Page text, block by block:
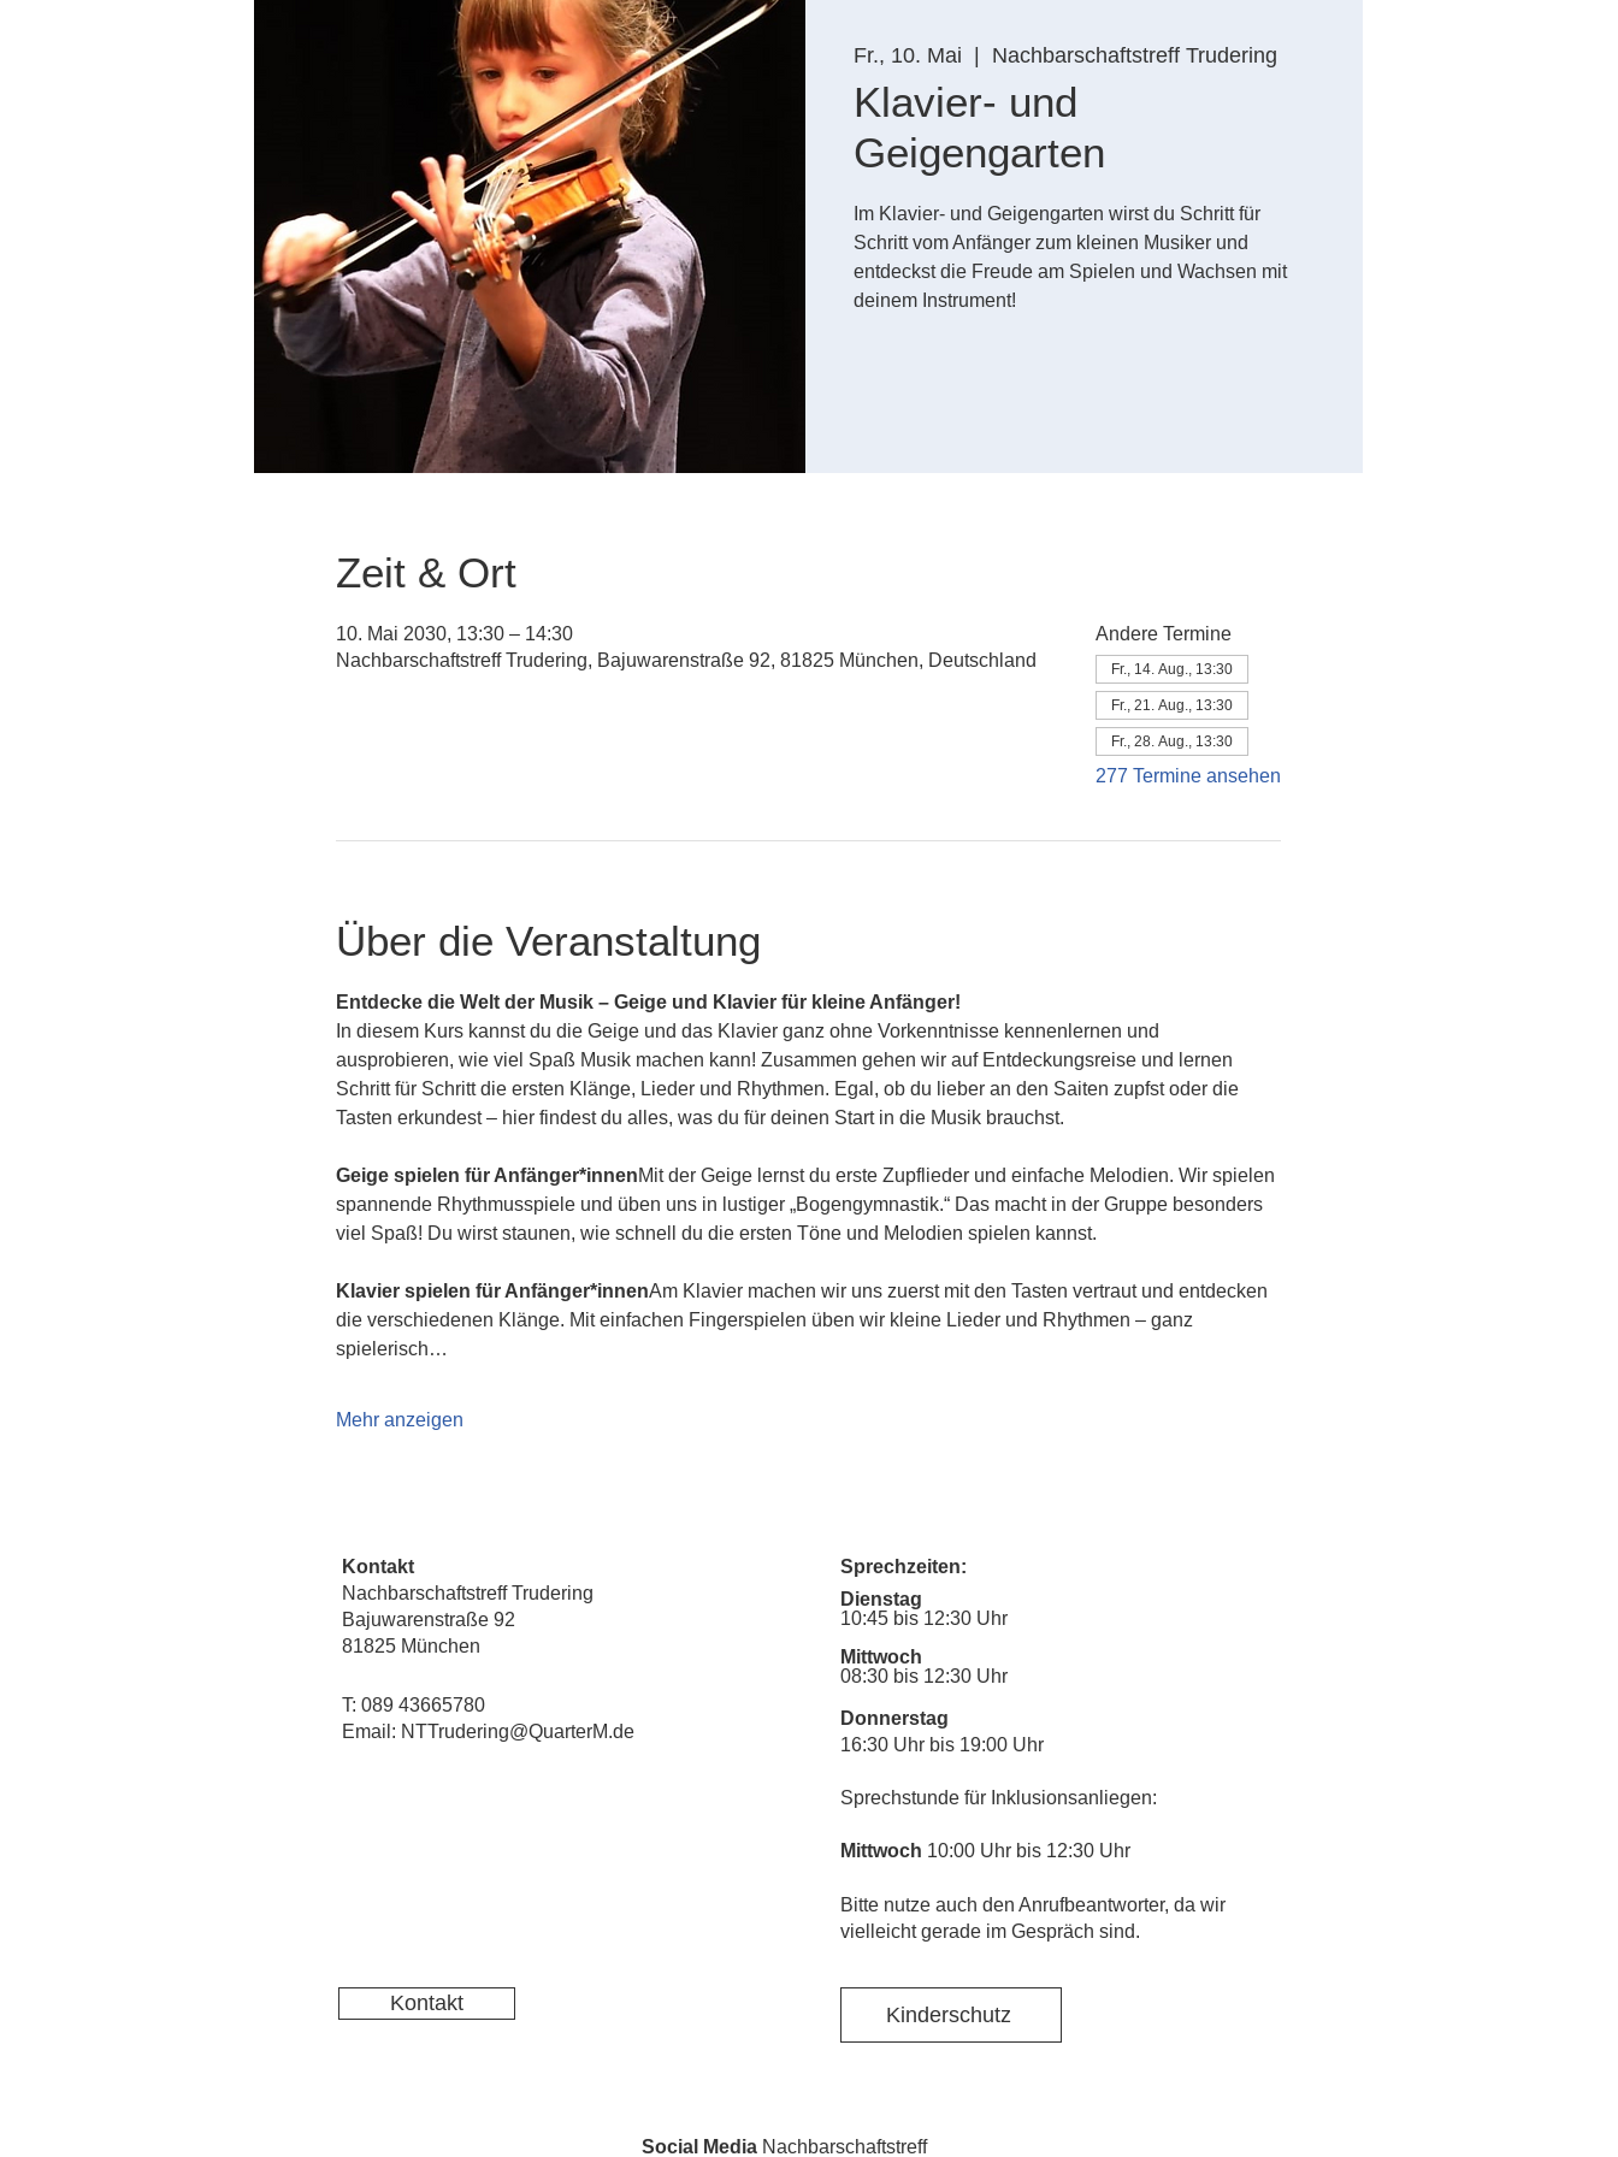
Fr., 10. Mai Nachbarschaftstreff Trudering
Klavier- und
Geigengarten
Im Klavier- und Geigengarten wirst du Schritt für
Schritt vom Anfänger zum kleinen Musiker und
entdeckst die Freude am Spielen und Wachsen mit
deinem Instrument!
Zeit & Ort
10. Mai 2030, 13:30 – 14:30
Nachbarschaftstreff Trudering, Bajuwarenstraße 92, 81825 München, Deutschland
Andere Termine
Fr., 14. Aug., 13:30
Fr., 21. Aug., 13:30
Fr., 28. Aug., 13:30
277 Termine ansehen
Über die Veranstaltung
Entdecke die Welt der Musik – Geige und Klavier für kleine Anfänger!
In diesem Kurs kannst du die Geige und das Klavier ganz ohne Vorkenntnisse kennenlernen und
ausprobieren, wie viel Spaß Musik machen kann! Zusammen gehen wir auf Entdeckungsreise und lernen
Schritt für Schritt die ersten Klänge, Lieder und Rhythmen. Egal, ob du lieber an den Saiten zupfst oder die
Tasten erkundest – hier findest du alles, was du für deinen Start in die Musik brauchst.
Geige spielen für Anfänger*innenMit der Geige lernst du erste Zupflieder und einfache Melodien. Wir spielen
spannende Rhythmusspiele und üben uns in lustiger „Bogengymnastik.“ Das macht in der Gruppe besonders
viel Spaß! Du wirst staunen, wie schnell du die ersten Töne und Melodien spielen kannst.
Klavier spielen für Anfänger*innenAm Klavier machen wir uns zuerst mit den Tasten vertraut und entdecken
die verschiedenen Klänge. Mit einfachen Fingerspielen üben wir kleine Lieder und Rhythmen – ganz
spielerisch…
Mehr anzeigen
Kontakt
Nachbarschaftstreff Trudering
Bajuwarenstraße 92
81825 München
T: 089 43665780
Email: NTTrudering@QuarterM.de
Kontakt
Sprechzeiten:
Dienstag
10:45 bis 12:30 Uhr
Mittwoch
08:30 bis 12:30 Uhr
Donnerstag
16:30 Uhr bis 19:00 Uhr
Sprechstunde für Inklusionsanliegen:
Mittwoch 10:00 Uhr bis 12:30 Uhr
​Bitte nutze auch den Anrufbeantworter, da wir
vielleicht gerade im Gespräch sind.
Kinderschutz
Social MediaNachbarschaftstreff